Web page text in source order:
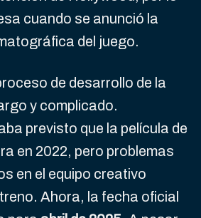
cuando se anunció la
del juego.
de desarrollo de la
y complicado.
previsto que la película de
en 2022, pero problemas
en el equipo creativo
Ahora, la fecha oficial